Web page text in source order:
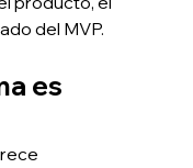
del MVP.
es